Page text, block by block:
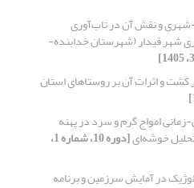
شهری و نقش آن در تاب‌آوری
شهر قیدار (شهرستان خدابنده-
و اثرات آن بر روستاهای استان
زمانی امواج گرم و سرد در پهنه
خوشه‌ای [دوره 10، شماره 1،
در آمایش سرزمین و برنامه